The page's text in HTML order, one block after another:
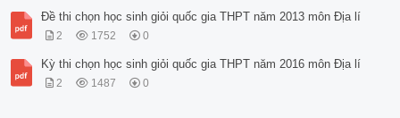
Đề thi chọn học sinh giỏi quốc gia THPT năm 2013 môn Địa lí
2 1752 0
Kỳ thi chọn học sinh giỏi quốc gia THPT năm 2016 môn Địa lí
2 1487 0